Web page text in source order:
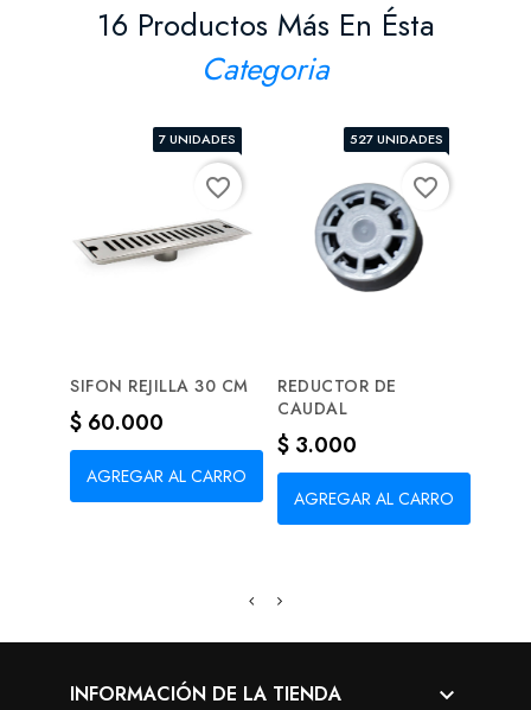
16 Productos Más En Ésta
Categoria
7 UNIDADES
SIFON REJILLA 30 CM
Precio
$ 60.000
AGREGAR AL CARRO
favorite_border
527 UNIDADES
REDUCTOR DE
CAUDAL
Precio
$ 3.000
AGREGAR AL CARRO
favorite_border
INFORMACIÓN DE LA TIENDA 